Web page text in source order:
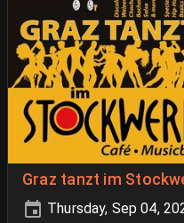
Graz tanzt im
Thursday, Sep 04,